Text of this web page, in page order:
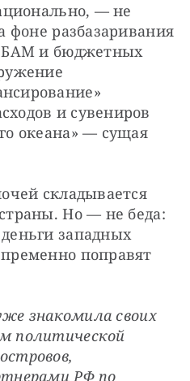
— не
фоне разбазаривания
БАМ и бюджетных
и сувениров
океана» — сущая
складывается
Но — не беда:
западных
поправят
знакомила своих
политической
РФ по